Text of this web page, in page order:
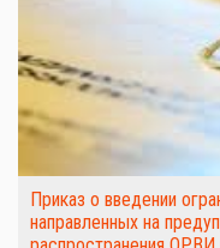
Приказ о введении
направленных на